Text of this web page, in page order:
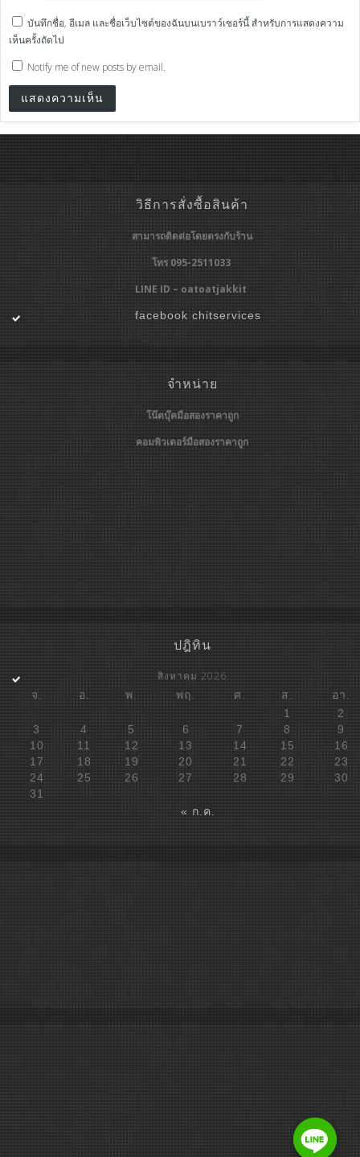
บันทึกชื่อ, อีเมล และชื่อเว็บไซต์ของฉันบนเบราว์เซอร์นี้ สำหรับการแสดงความ
เห็นครั้งถัดไป
Notify me of new posts by email.
วิธีการสั่งซื้อสินค้า
สามารถติดต่อโดยตรงกับร้าน
โทร 095-2511033
LINE ID – oatoatjakkit
facebook chitservices
จำหน่าย
โน๊ตบุ๊คมือสองราคาถูก
คอมพิวเตอร์มือสองราคาถูก
ปฎิทิน
สิงหาคม 2026
จ. อ. พ. พฤ. ศ. ส.
อา.
1
2
3
4 5 6 7 8
9
10
11 12 13 14 15
16
17
18 19 20 21 22
23
24
25 26 27 28 29
30
31
« ก.ค.